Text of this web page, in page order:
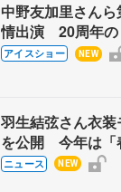
中野友加里さん
情出演 20周年の
ス」 宮本賢二さ
アイスショー NEW
羽生結弦さん衣
を公開 今年は「
の瑞鳳殿
ニュース NEW